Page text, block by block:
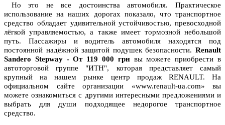
Но это не все достоинства автомобиля. Практическое
использование на наших дорогах показало, что транспортное
средство обладает удивительной устойчивостью, превосходной
лёгкой управляемостью, а также имеет тормозной небольшой
путь. Пассажиры и водитель автомобиля находятся под
постоянной надёжной защитой подушек безопасности. Renault
Sandero Stepway - От 119 000 грнвы можете приобрести в
автоторговой группе "ИТН", которая представляет самый
крупный на нашем рынке центр продаж RENAULT. На
официальном сайте организации «www.renault-ua.com» вы
можете ознакомиться с другими интересными предложениями и
выбрать для души подходящее недорогое транспортное
средство.